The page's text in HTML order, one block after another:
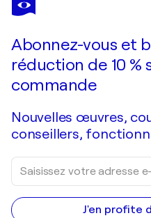
Abonnez-vous et
réduction de 10
commande
Nouvelles œuvres,
conseillers,
J'en profite